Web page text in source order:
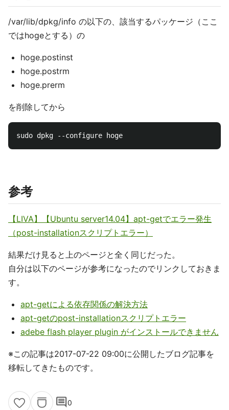
/var/lib/dpkg/info の以下の、該当するパッケージ（ここ
ではhogeとする）の
hoge.postinst
hoge.postrm
hoge.prerm
を削除してから
参考
【LIVA】【Ubuntu server14.04】apt-getでエラー発生
（post-installationスクリプトエラー）
結果だけ見ると上のページと全く同じだった。
自分は以下のページが参考になったのでリンクしておきま
す。
apt-getによる依存関係の解決方法
apt-getのpost-installationスクリプトエラー
adebe flash player plugin がインストールできません
※この記事は2017-07-22 09:00に公開したブログ記事を
移転してきたものです。
comment0